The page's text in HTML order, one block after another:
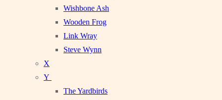
Wishbone Ash
Wooden Frog
Link Wray
Steve Wynn
X
Y
The Yardbirds